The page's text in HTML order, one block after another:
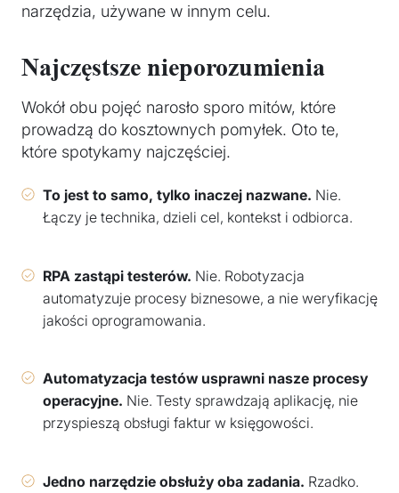
narzędzia, używane w innym celu.
Najczęstsze nieporozumienia
Wokół obu pojęć narosło sporo mitów, które
prowadzą do kosztownych pomyłek. Oto te,
które spotykamy najczęściej.
To jest to samo, tylko inaczej nazwane. Nie.
Łączy je technika, dzieli cel, kontekst i odbiorca.
RPA zastąpi testerów. Nie. Robotyzacja
automatyzuje procesy biznesowe, a nie weryfikację
jakości oprogramowania.
Automatyzacja testów usprawni nasze procesy
operacyjne. Nie. Testy sprawdzają aplikację, nie
przyspieszą obsługi faktur w księgowości.
Jedno narzędzie obsłuży oba zadania. Rzadko.